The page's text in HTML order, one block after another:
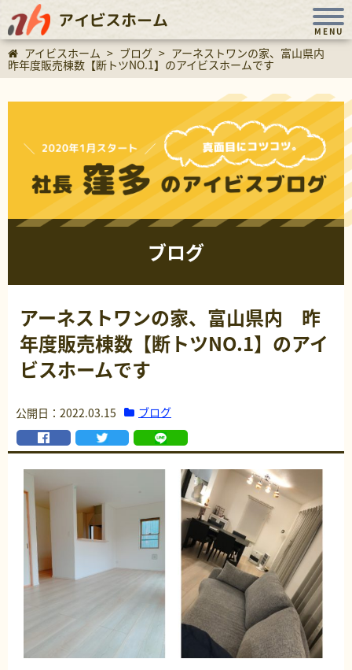
アイビスホーム
MENU
アイビスホーム > ブログ > アーネストワンの家、富山県内
昨年度販売棟数【断トツNO.1】のアイビスホームです
ブログ
アーネストワンの家、富山県内 昨
年度販売棟数【断トツNO.1】のアイ
ビスホームです
公開日：2022.03.15 ブログ